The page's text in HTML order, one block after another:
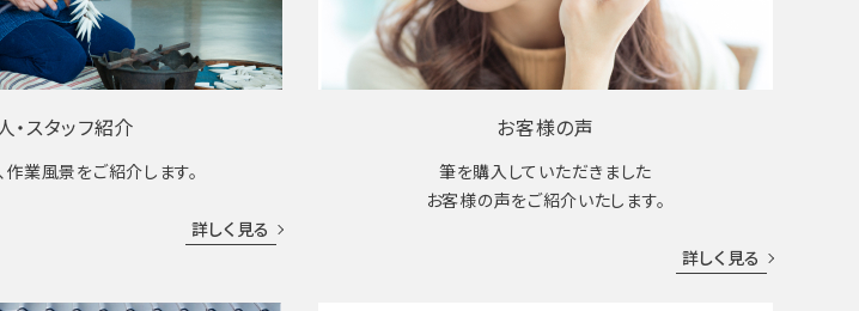
・スタッフ紹介
作業風景をご紹介します。
詳しく見る
お客様の声
筆を購入していただきました
お客様の声をご紹介いたします。
詳しく見る